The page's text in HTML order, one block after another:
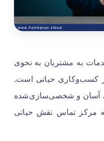
به مشتریان به نحوی
کسب‌وکاری حیاتی است.
آسان و شخصی‌سازی‌شده
مرکز تماس نقش حیاتی